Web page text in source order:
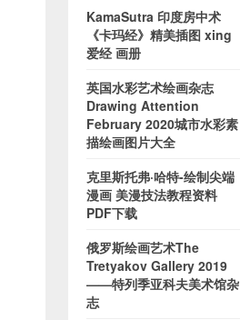
KamaSutra 印度房中术
《卡玛经》精美插图 xing
爱经 画册
英国水彩艺术绘画杂志
Drawing Attention
February 2020城市水彩素
描绘画图片大全
克里斯托弗·哈特-绘制尖端
漫画 美漫技法教程资料
PDF下载
俄罗斯绘画艺术The
Tretyakov Gallery 2019
——特列季亚科夫美术馆杂
志